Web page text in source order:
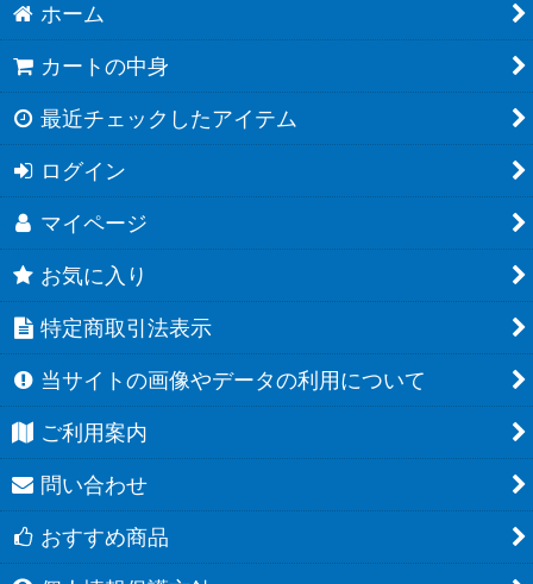
ホーム
カートの中身
最近チェックしたアイテム
ログイン
マイページ
お気に入り
特定商取引法表示
当サイトの画像やデータの利用について
ご利用案内
問い合わせ
おすすめ商品